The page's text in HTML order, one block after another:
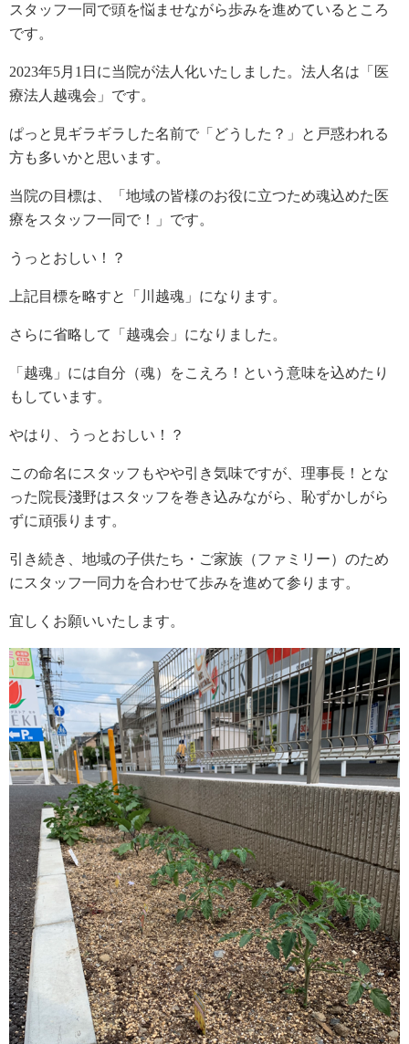
スタッフ一同で頭を悩ませながら歩みを進めているところ
です。
2023年5月1日に当院が法人化いたしました。法人名は「医
療法人越魂会」です。
ぱっと見ギラギラした名前で「どうした？」と戸惑われる
方も多いかと思います。
当院の目標は、「地域の皆様のお役に立つため魂込めた医
療をスタッフ一同で！」です。
うっとおしい！？
上記目標を略すと「川越魂」になります。
さらに省略して「越魂会」になりました。
「越魂」には自分（魂）をこえろ！という意味を込めたり
もしています。
やはり、うっとおしい！？
この命名にスタッフもやや引き気味ですが、理事長！とな
った院長淺野はスタッフを巻き込みながら、恥ずかしがら
ずに頑張ります。
引き続き、地域の子供たち・ご家族（ファミリー）のため
にスタッフ一同力を合わせて歩みを進めて参ります。
宜しくお願いいたします。